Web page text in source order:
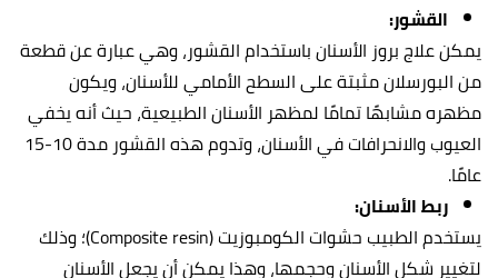
القشور:
يمكن علاج بروز الأسنان باستخدام القشور، وهي عبارة عن قطعة
من البورسلان مثبتة على السطح الأمامي للأسنان، ويكون
مظهره مشابهًا تمامًا لمظهر الأسنان الطبيعية، حيث أنه يخفي
العيوب والانحرافات في الأسنان، وتدوم هذه القشور مدة 10-15
عامًا.
ربط الأسنان:
يستخدم الطبيب حشوات الكومبوزيت (Composite resin)؛ وذلك
لتغيير شكل الأسنان وحجمها، وهذا يمكن أن يجعل الأسنان